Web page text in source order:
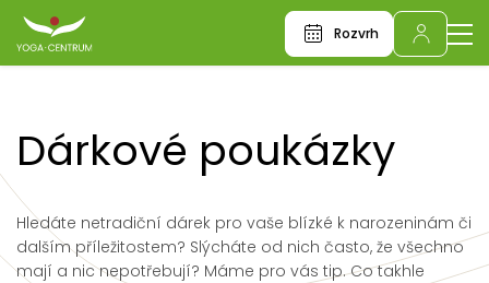
Rozvrh
Dárkové poukázky
Hledáte netradiční dárek pro vaše blízké k narozeninám či
dalším příležitostem? Slýcháte od nich často, že všechno
mají a nic nepotřebují? Máme pro vás tip. Co takhle